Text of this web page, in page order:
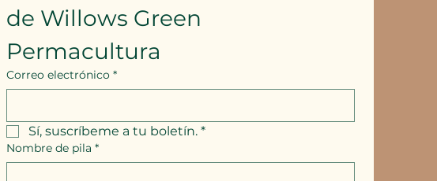
de Willows Green
Permacultura
Correo electrónico *
Sí, suscríbeme a tu boletín. *
Nombre de pila *